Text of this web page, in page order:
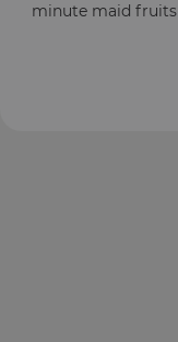
minute maid fruits